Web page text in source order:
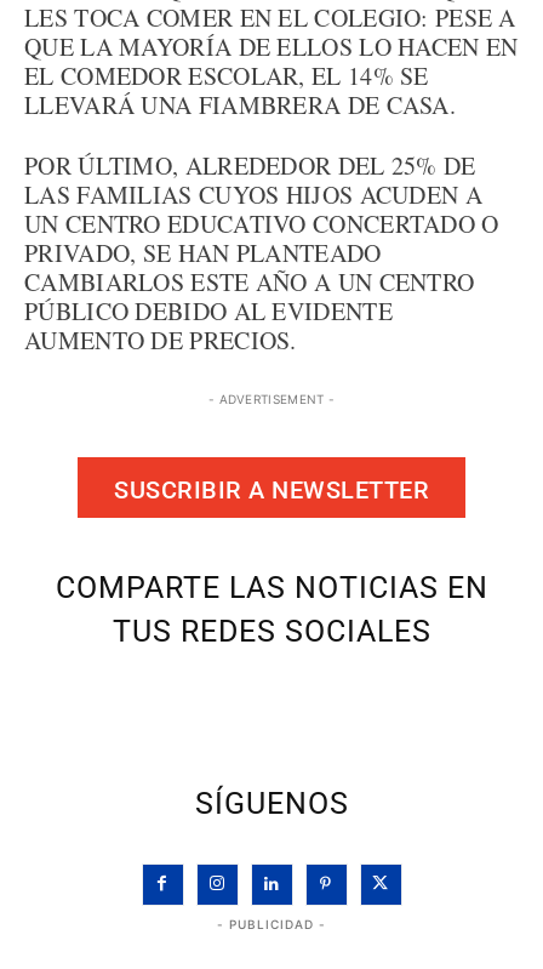
LES TOCA COMER EN EL COLEGIO: PESE A
QUE LA MAYORÍA DE ELLOS LO HACEN EN
EL COMEDOR ESCOLAR, EL 14% SE
LLEVARÁ UNA FIAMBRERA DE CASA.
POR ÚLTIMO, ALREDEDOR DEL 25% DE
LAS FAMILIAS CUYOS HIJOS ACUDEN A
UN CENTRO EDUCATIVO CONCERTADO O
PRIVADO, SE HAN PLANTEADO
CAMBIARLOS ESTE AÑO A UN CENTRO
PÚBLICO DEBIDO AL EVIDENTE
AUMENTO DE PRECIOS.
- ADVERTISEMENT -
SUSCRIBIR A NEWSLETTER
COMPARTE LAS NOTICIAS EN
TUS REDES SOCIALES
SÍGUENOS
- PUBLICIDAD -